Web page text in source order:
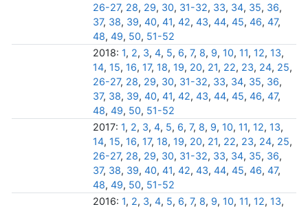
26-27, 28, 29, 30, 31-32, 33, 34, 35, 36,
37, 38, 39, 40, 41, 42, 43, 44, 45, 46, 47,
48, 49, 50, 51-52
2018: 1, 2, 3, 4, 5, 6, 7, 8, 9, 10, 11, 12, 13,
14, 15, 16, 17, 18, 19, 20, 21, 22, 23, 24, 25,
26-27, 28, 29, 30, 31-32, 33, 34, 35, 36,
37, 38, 39, 40, 41, 42, 43, 44, 45, 46, 47,
48, 49, 50, 51-52
2017: 1, 2, 3, 4, 5, 6, 7, 8, 9, 10, 11, 12, 13,
14, 15, 16, 17, 18, 19, 20, 21, 22, 23, 24, 25,
26-27, 28, 29, 30, 31-32, 33, 34, 35, 36,
37, 38, 39, 40, 41, 42, 43, 44, 45, 46, 47,
48, 49, 50, 51-52
2016: 1, 2, 3, 4, 5, 6, 7, 8, 9, 10, 11, 12, 13,